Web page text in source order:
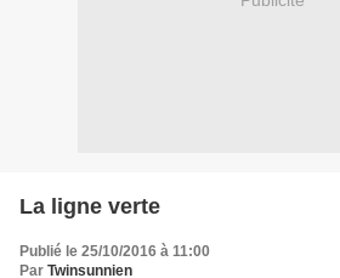
La ligne verte
Publié le 25/10/2016 à 11:00
Par Twinsunnien